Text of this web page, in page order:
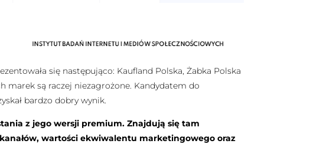
się następująco: Kaufland Polska, Żabka Polska
marek są raczej niezagrożone. Kandydatem do
bardzo dobry wynik.
z jego wersji premium. Znajdują się tam
wartości ekwiwalentu marketingowego oraz